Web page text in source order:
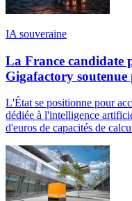
IA souveraine
La France candidate
Gigafactory
L'État se positionne pour
dédiée à l'intelligence
d'euros de capacités de